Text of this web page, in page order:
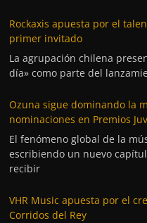
Rockaxis apuesta por el
primer invitado
La agrupación chilena
día» como parte del
Ozuna sigue dominando la
nominaciones en Premios
El fenómeno global de la
escribiendo un nuevo
recibir
VHR Music apuesta por el
Corridos del Rey